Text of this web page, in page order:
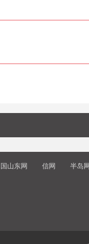
山东网 信网 半岛网